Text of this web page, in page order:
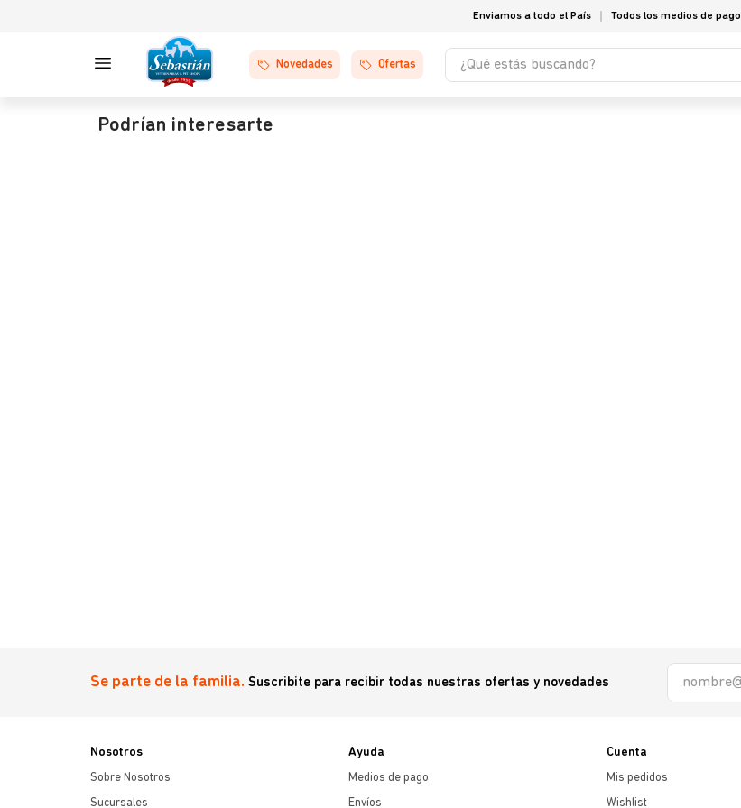
Enviamos a todo el País Todos los medios de pago
Novedades Ofertas
¿Qué estás buscando?
Podrían interesarte
Se parte de la familia. Suscribite para recibir todas nuestras ofertas y novedades
Nosotros
Sobre Nosotros
Sucursales
Ayuda
Medios de pago
Envíos
Cuenta
Mis pedidos
Wishlist